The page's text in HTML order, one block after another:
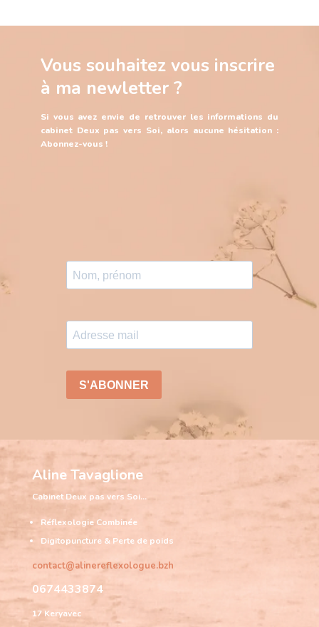
Vous souhaitez vous inscrire
à ma newletter ?
Si vous avez envie de retrouver les informations du
cabinet Deux pas vers Soi, alors aucune hésitation :
Abonnez-vous !
Aline Tavaglione
CabinetDeux pas vers Soi…
Réflexologie Combinée
Digitopuncture & Perte de poids
contact@alinereflexologue.bzh
0674433874
17 Keryavec